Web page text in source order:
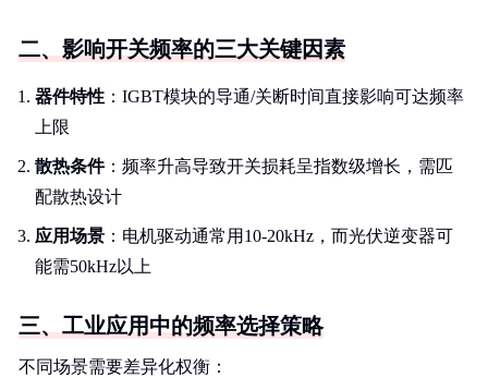
二、影响开关频率的三大关键因素
器件特性 ：IGBT模块的导通/关断时间直接影响可达频率
上限
散热条件：频率升高导致开关损耗呈指数级增长，需匹
配散热设计
应用场景 ：电机驱动通常用10-20kHz，而光伏逆变器可
能需50kHz以上
三、工业应用中的频率选择策略
不同场景需要差异化权衡：